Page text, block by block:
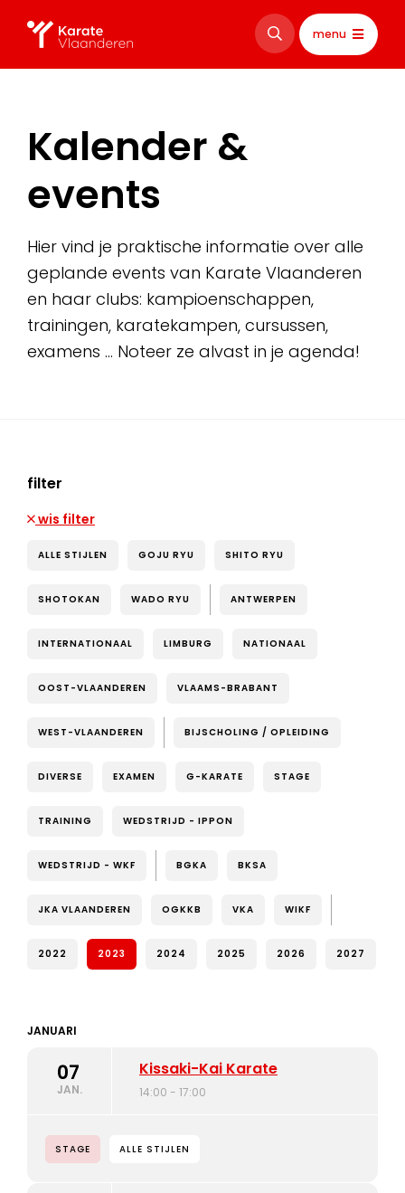
menu
Kalender &
events
Hier vind je praktische informatie over alle
geplande events van Karate Vlaanderen
en haar clubs: kampioenschappen,
trainingen, karatekampen, cursussen,
examens … Noteer ze alvast in je agenda!
filter
wis filter
ALLE STIJLEN GOJU RYU SHITO RYU
SHOTOKAN WADO RYU ANTWERPEN
INTERNATIONAAL LIMBURG NATIONAAL
OOST-VLAANDEREN VLAAMS-BRABANT
WEST-VLAANDEREN BIJSCHOLING / OPLEIDING
DIVERSE EXAMEN G-KARATE STAGE
TRAINING WEDSTRIJD - IPPON
WEDSTRIJD - WKF BGKA BKSA
JKA VLAANDEREN OGKKB VKA WIKF
2022 2023 2024 2025 2026 2027
JANUARI
07
JAN.
Kissaki-Kai Karate
14:00 - 17:00
STAGE ALLE STIJLEN